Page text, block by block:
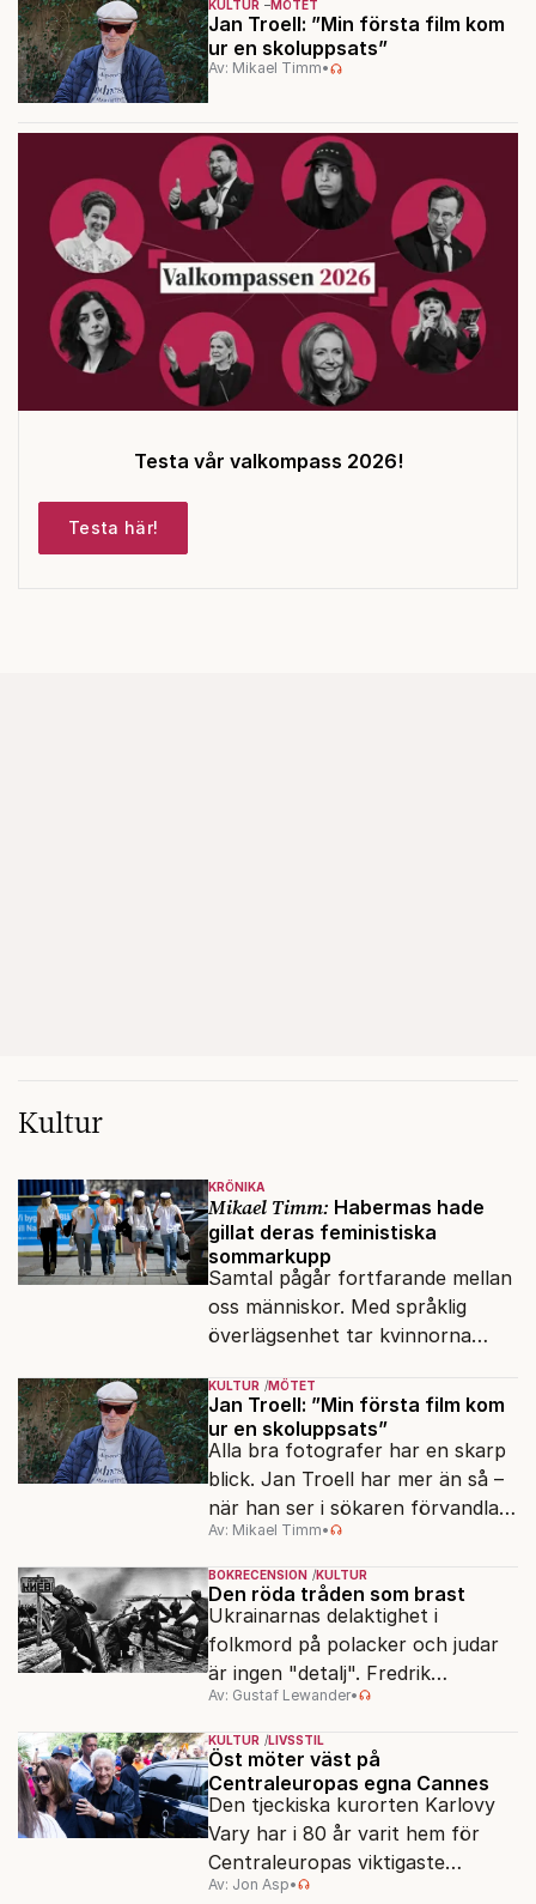
KULTUR MÖTET
Jan Troell: ”Min första film kom
ur en skoluppsats”
Av: Mikael Timm•
Testa vår valkompass 2026!
Testa här!
Kultur
KRÖNIKA
Mikael Timm: Habermas hade
gillat deras feministiska
sommarkupp
Samtal pågår fortfarande mellan
oss människor. Med språklig
överlägsenhet tar kvinnorna
KULTUR MÖTET
Jan Troell: ”Min första film kom
ur en skoluppsats”
Alla bra fotografer har en skarp
blick. Jan Troell har mer än så –
när han ser i sökaren förvandlas
vardagen till underverk. Fyllda 95
gör han en ny film.
Av: Mikael Timm•
BOKRECENSION KULTUR
Den röda tråden som brast
Ukrainarnas delaktighet i
folkmord på polacker och judar
är ingen "detalj". Fredrik
Segerfeldts iver att skildra den
ryska imperialismen leder till en
förenklad bild av historien.
Av: Gustaf Lewander•
KULTUR LIVSSTIL
Öst möter väst på
Centraleuropas egna Cannes
Den tjeckiska kurorten Karlovy
Vary har i 80 år varit hem för
Centraleuropas viktigaste
filmfestival – en plats där
Av: Jon Asp•